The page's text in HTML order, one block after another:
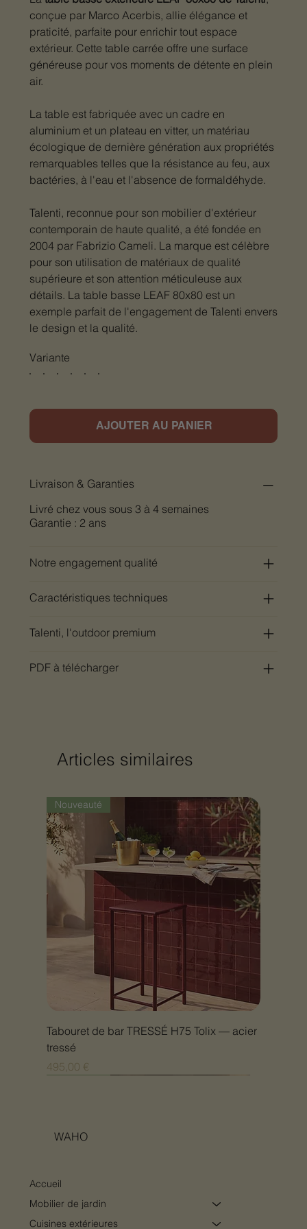
conçue par Marco Acerbis, allie élégance et
praticité, parfaite pour enrichir tout espace
extérieur. Cette table carrée offre une surface
généreuse pour vos moments de détente en plein
air.
La table est fabriquée avec un cadre en
aluminium et un plateau en vitter, un matériau
écologique de dernière génération aux propriétés
remarquables telles que la résistance au feu, aux
bactéries, à l'eau et l'absence de formaldéhyde.
Talenti, reconnue pour son mobilier d'extérieur
contemporain de haute qualité, a été fondée en
2004 par Fabrizio Cameli. La marque est célèbre
pour son utilisation de matériaux de qualité
supérieure et son attention méticuleuse aux
détails. La table basse LEAF 80x80 est un
exemple parfait de l'engagement de Talenti envers
le design et la qualité.
Variante
AJOUTER AU PANIER
Livraison & Garanties
Livré chez vous sous 3 à 4 semaines
Garantie : 2 ans
Notre engagement qualité
Caractéristiques techniques
Talenti, l'outdoor premium
PDF à télécharger
Articles similaires
Nouveauté
Tabouret de bar TRESSÉ H75 Tolix — acier
tressé
Prix
495,00 €
WAHO
Accueil
Mobilier de jardin
Cuisines extérieures